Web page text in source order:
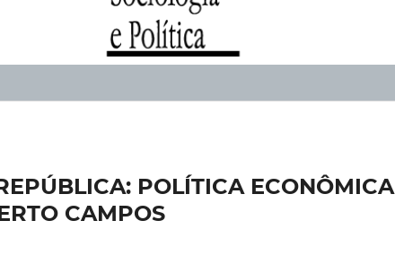
POLÍTICA ECONÔMICA
CAMPOS